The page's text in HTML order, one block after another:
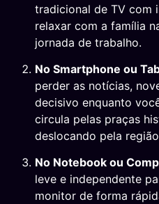
tradicional de TV com
relaxar com a família
jornada de trabalho.
No Smartphone ou
perder as notícias,
decisivo enquanto
circula pelas praças
deslocando pela
No Notebook ou
leve e independente
monitor de forma